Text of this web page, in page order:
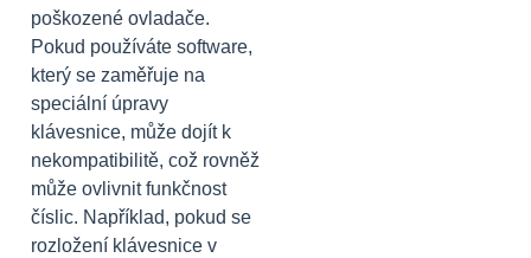
poškozené ovladače.
Pokud používáte software,
který se zaměřuje na
speciální úpravy
klávesnice, může dojít k
nekompatibilitě, což rovněž
může ovlivnit funkčnost
číslic. Například, pokud se
rozložení klávesnice v